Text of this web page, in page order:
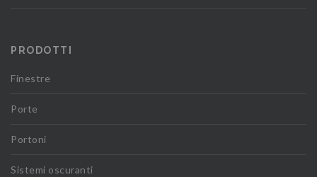
PRODOTTI
Finestre
Porte
Portoni
Sistemi oscuranti